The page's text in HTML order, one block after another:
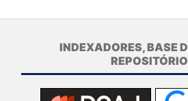
INDEXADORES, BASE